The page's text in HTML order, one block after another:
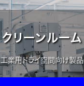
クリーンルーム
工業用ドライ空間向け製品